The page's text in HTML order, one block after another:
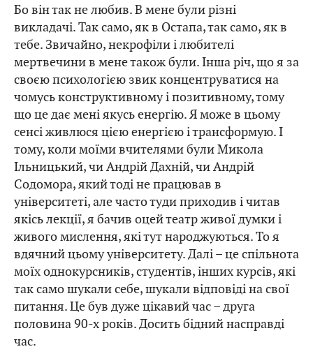
Бо він так не любив. В мене були різні
викладачі. Так само, як в Остапа, так само, як в
тебе. Звичайно, некрофіли і любителі
мертвечини в мене також були. Інша річ, що я за
своєю психологією звик концентруватися на
чомусь конструктивному і позитивному, тому
що це дає мені якусь енергію. Я може в цьому
сенсі живлюся цією енергією і трансформую. І
тому, коли моїми вчителями були Микола
Ільницький, чи Андрій Дахній, чи Андрій
Содомора, який тоді не працював в
університеті, але часто туди приходив і читав
якісь лекції, я бачив оцей театр живої думки і
живого мислення, які тут народжуються. То я
вдячний цьому університету. Далі – це спільнота
моїх однокурсників, студентів, інших курсів, які
так само шукали себе, шукали відповіді на свої
питання. Це був дуже цікавий час – друга
половина 90-х років. Досить бідний насправді
час.